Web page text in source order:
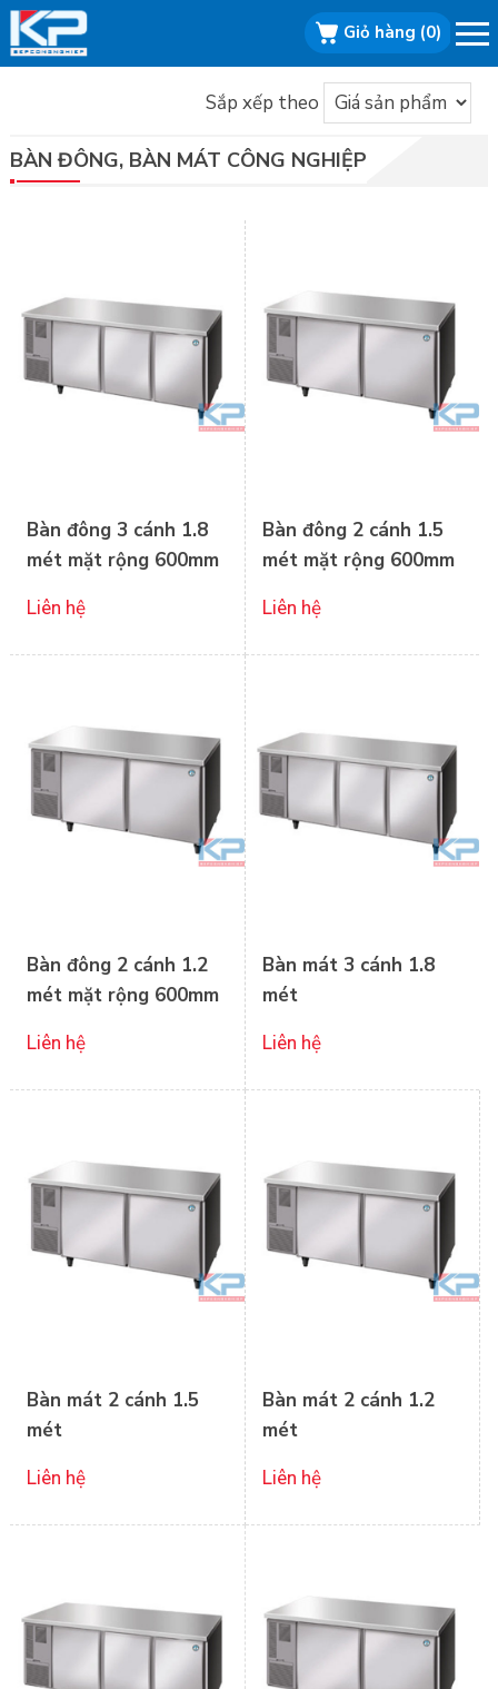
nhà hàng, Bếp
inox, Bếp từ
Giỏ hàng (0)
Sắp xếp theo
BÀN ĐÔNG, BÀN MÁT CÔNG NGHIỆP
Bàn đông 3 cánh 1.8
mét mặt rộng 600mm
Liên hệ
Bàn đông 2 cánh 1.5
mét mặt rộng 600mm
Liên hệ
Bàn đông 2 cánh 1.2
mét mặt rộng 600mm
Liên hệ
Bàn mát 3 cánh 1.8
mét
Liên hệ
Bàn mát 2 cánh 1.5
mét
Liên hệ
Bàn mát 2 cánh 1.2
mét
Liên hệ